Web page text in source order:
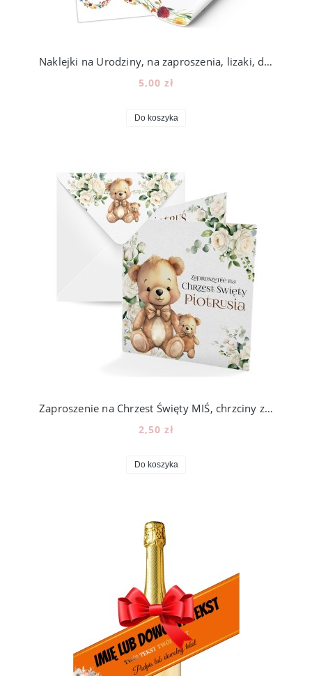
Naklejki na Urodziny, na zaproszenia, lizaki, do przedszkola, kwiaty, 12szt, w9
5,00 zł
Do koszyka
Zaproszenie na Chrzest Święty MIŚ, chrzciny z misiem balony [45]
2,50 zł
Do koszyka